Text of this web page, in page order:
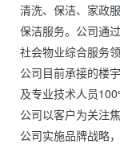
清洗、保洁、家政
保洁服务。公司通
社会物业综合服务领
公司目前承接的楼
及专业技术人员
公司以客户为关注
公司实施品牌战略